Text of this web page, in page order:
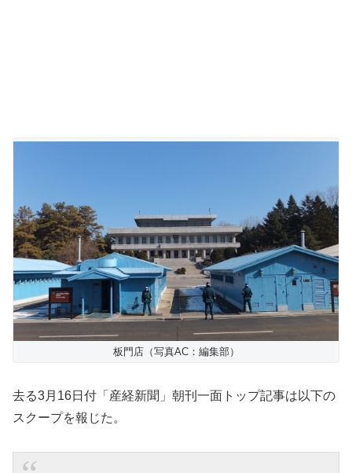
板門店（写真AC：編集部）
去る3月16日付「産経新聞」朝刊一面トップ記事は以下の
スクープを報じた。